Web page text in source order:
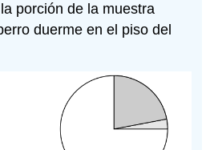
porción de la muestra
duerme en el piso del